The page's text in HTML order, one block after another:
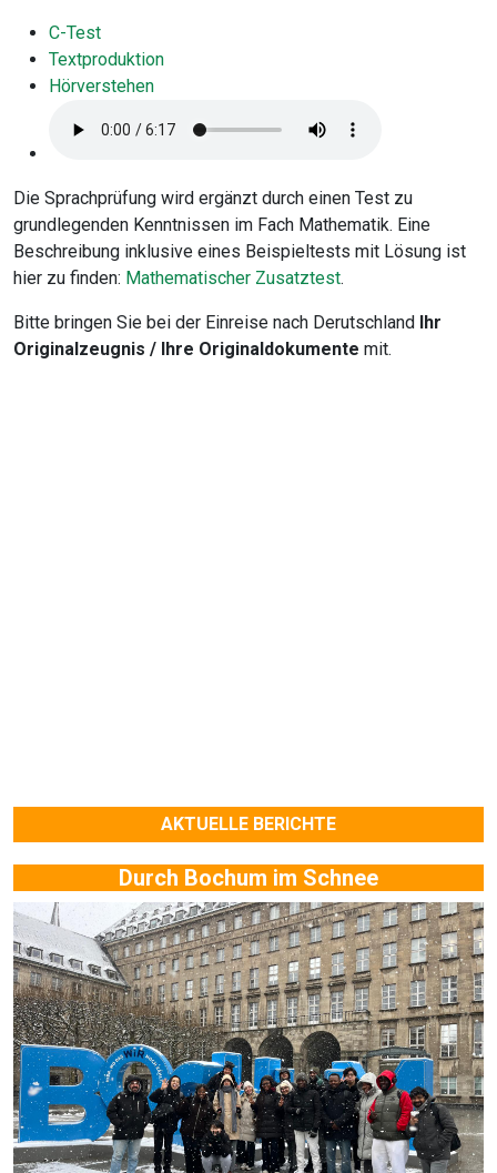
C-Test
Textproduktion
Hörverstehen
Die Sprachprüfung wird ergänzt durch einen Test zu
grundlegenden Kenntnissen im Fach Mathematik. Eine
Beschreibung inklusive eines Beispieltests mit Lösung ist
hier zu finden: Mathematischer Zusatztest.
Bitte bringen Sie bei der Einreise nach Derutschland Ihr
Originalzeugnis / Ihre Originaldokumente mit.
AKTUELLE BERICHTE
Durch Bochum im Schnee